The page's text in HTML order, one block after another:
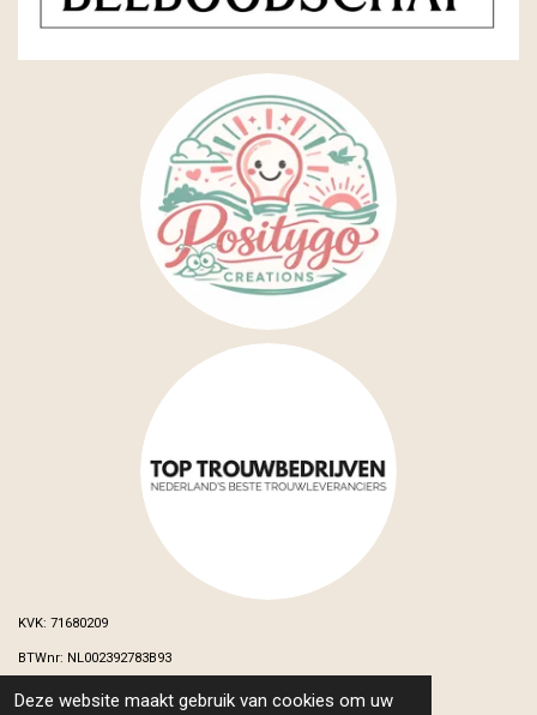
Deze website maakt gebruik van cookies om uw
KVK: 71680209
BTWnr: NL002392783B93